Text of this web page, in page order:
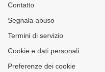
Contatto
Segnala abuso
Termini di servizio
Cookie e dati personali
Preferenze dei cookie